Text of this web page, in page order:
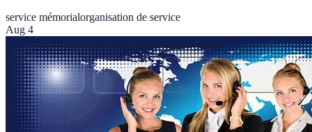
service mémorialorganisation de service
Aug 4